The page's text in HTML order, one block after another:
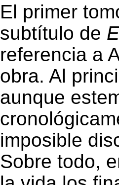
El primer
subtítulo de
referencia a
obra. Al
aunque
imposible
Sobre todo,